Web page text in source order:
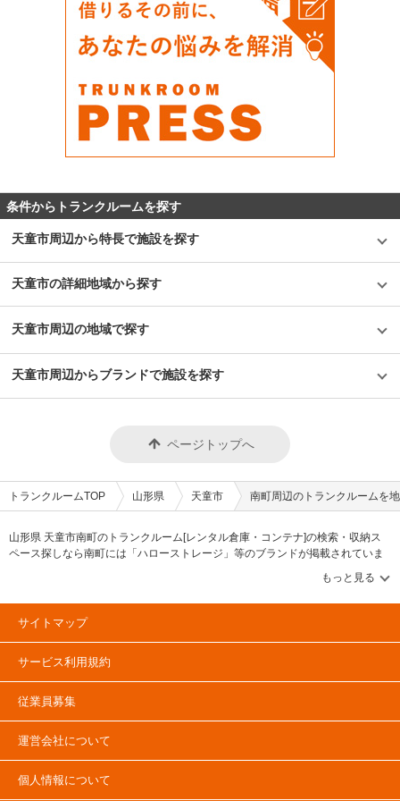
条件からトランクルームを探す
天童市周辺から特長で施設を探す
天童市の詳細地域から探す
天童市周辺の地域で探す
天童市周辺からブランドで施設を探す
ページトップへ
トランクルームTOP 山形県 天童市 南町周辺のトランクルームを
山形県 天童市南町のトランクルーム[レンタル倉庫・コンテナ]の検索・収納ス
ペース探しなら南町には「ハローストレージ」等のブランドが掲載されていま
時間出し入れ可能などの希望条件で絞込み！豊富な物件数から様々な方法でご
希望の収納スペースを簡単に探せるトランクルーム情報サイトです。南町で気
になるトランクルームを見つけたら、メールか電話でお問合せが可能です（無
サイトマップ
サービス利用規約
従業員募集
運営会社について
個人情報について